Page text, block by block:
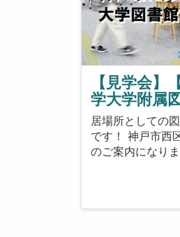
【見学会】
学大学附属
居場所としての
です！ 神戸市西
のご案内になり